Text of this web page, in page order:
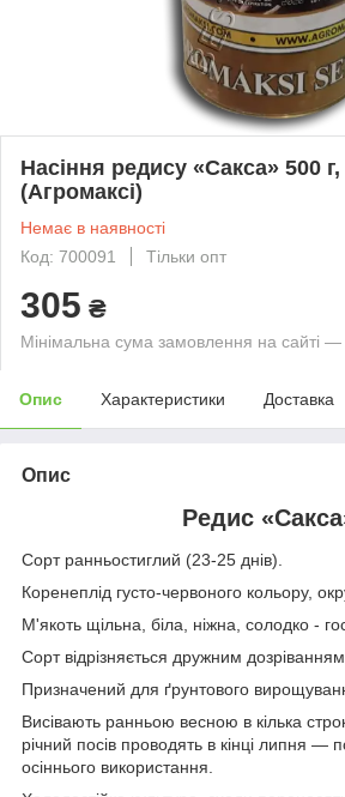
Насіння редису «Сакса» 500
(Агромаксі)
Немає в наявності
Код: 700091
Тільки опт
305 ₴
Мінімальна сума замовлення на сайті
Опис Характеристики Доставка
Опис
Редис
Сорт ранньостиглий (23-25 днів).
Коренеплід густо-червоного кольору,
М'якоть щільна, біла, ніжна, солодко -
Сорт відрізняється дружним
Призначений для ґрунтового
Висівають ранньою весною в кілька
річний посів проводять в кінці липня —
осіннього використання.